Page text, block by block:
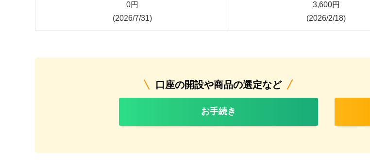
0円
(2026/7/31)
3,600円
(2026/2/18)
口座の開設や商品の選定など
お手続き